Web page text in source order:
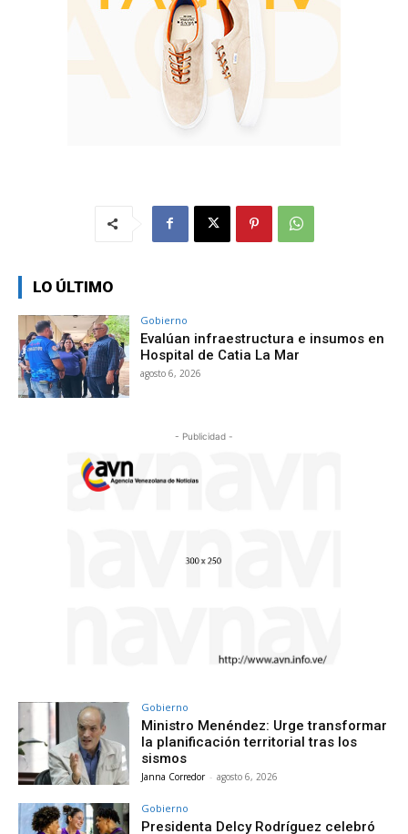
LO ÚLTIMO
Gobierno
Evalúan infraestructura e insumos en
Hospital de Catia La Mar
agosto 6, 2026
- Publicidad -
Gobierno
Ministro Menéndez: Urge transformar
la planificación territorial tras los
sismos
Janna Corredor - agosto 6, 2026
Gobierno
Presidenta Delcy Rodríguez celebró